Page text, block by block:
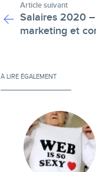
Article suivant
Salaires 2020
marketing et
À LIRE ÉGALEMENT